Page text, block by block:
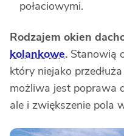
połaciowymi.
Rodzajem okien
kolankowe. Stanowią
który niejako
możliwa jest poprawa
ale i zwiększenie pola